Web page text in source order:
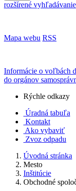
rozšírené vyhľadávanie
Mapa webu RSS
Informácie o voľbách
do orgánov
Rýchle odkazy
Úradná tabuľa
Kontakt
Ako vybaviť
Zvoz odpadu
Úvodná stránka
Mesto
Inštitúcie
Obchodné